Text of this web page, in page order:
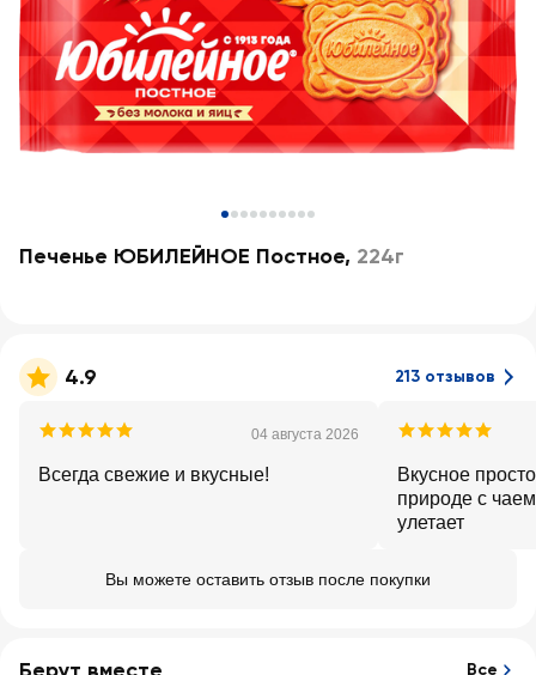
Печенье ЮБИЛЕЙНОЕ Постное, 224г
4.9 213 отзывов
04 августа 2026
Всегда свежие и вкусные!
Вкусное
природе с
улетает
Вы можете оставить отзыв после покупки
Все